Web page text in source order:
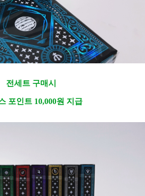
전세트 구매시
포인트 10,000원 지급